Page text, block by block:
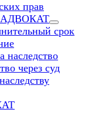
прав
срок
наследство
через суд